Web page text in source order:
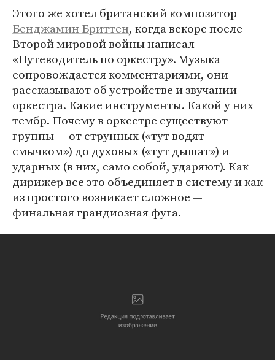
Этого же хотел британский композитор
Бенджамин Бриттен, когда вскоре после
Второй мировой войны написал
«Путеводитель по оркестру». Музыка
сопровождается комментариями, они
рассказывают об устройстве и звучании
оркестра. Какие инструменты. Какой у них
тембр. Почему в оркестре существуют
группы — от струнных («тут водят
смычком») до духовых («тут дышат») и
ударных (в них, само собой, ударяют). Как
дирижер все это объединяет в систему и как
из простого возникает сложное —
финальная грандиозная фуга.